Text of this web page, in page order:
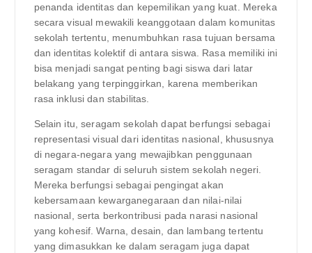
penanda identitas dan kepemilikan yang kuat. Mereka
secara visual mewakili keanggotaan dalam komunitas
sekolah tertentu, menumbuhkan rasa tujuan bersama
dan identitas kolektif di antara siswa. Rasa memiliki ini
bisa menjadi sangat penting bagi siswa dari latar
belakang yang terpinggirkan, karena memberikan
rasa inklusi dan stabilitas.
Selain itu, seragam sekolah dapat berfungsi sebagai
representasi visual dari identitas nasional, khususnya
di negara-negara yang mewajibkan penggunaan
seragam standar di seluruh sistem sekolah negeri.
Mereka berfungsi sebagai pengingat akan
kebersamaan kewarganegaraan dan nilai-nilai
nasional, serta berkontribusi pada narasi nasional
yang kohesif. Warna, desain, dan lambang tertentu
yang dimasukkan ke dalam seragam juga dapat